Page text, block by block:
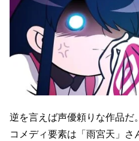
逆を言えば声優頼りな作品だ。
コメディ要素は「雨宮天」さ